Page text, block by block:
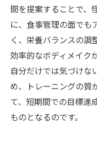
間を提案することで、
に、食事管理の面でも
く、栄養バランスの調
効率的なボディメイク
自分だけでは気づけな
め、トレーニングの質
て、短期間での目標達
ものとなるのです。